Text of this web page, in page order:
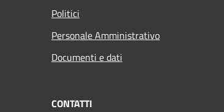
Politici
Personale Amministrativo
Documenti e dati
CONTATTI